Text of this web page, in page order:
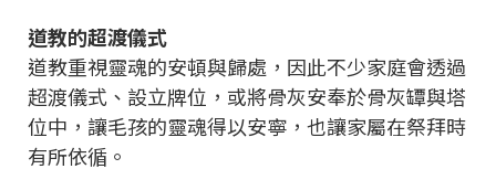
道教的超渡儀式
道教重視靈魂的安頓與歸處，因此不少家庭會透過
超渡儀式、設立牌位，或將骨灰安奉於骨灰罈與塔
位中，讓毛孩的靈魂得以安寧，也讓家屬在祭拜時
有所依循。